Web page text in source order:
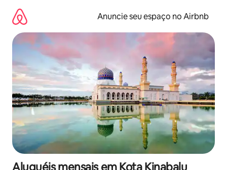
para
conteúdo
Anuncie seu espaço no Airbnb